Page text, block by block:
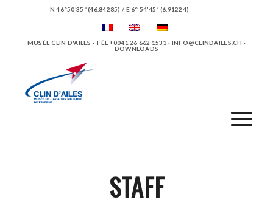
N 46°50’35“ (46.84285) / E 6° 54’45“ (6.91224)
MUSÉE CLIN D'AILES · TÉL +0041 26 662 1533 · INFO@CLINDAILES.CH ·
DOWNLOADS
STAFF